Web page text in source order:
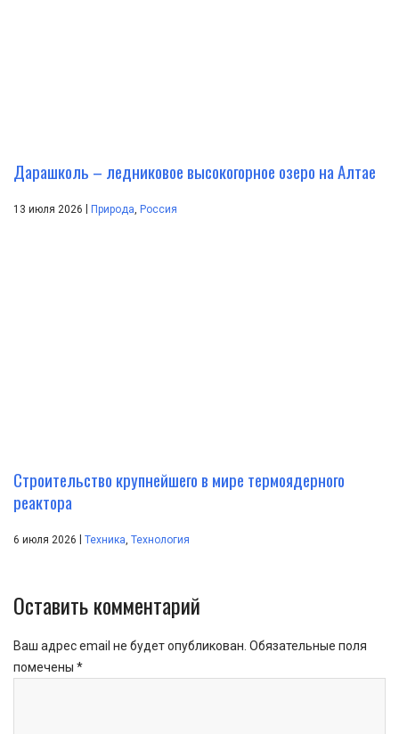
Дарашколь – ледниковое высокогорное озеро на Алтае
13 июля 2026 Природа, Россия
Строительство крупнейшего в мире термоядерного
реактора
6 июля 2026 | Техника Технология
Оставить комментарий
Ваш адрес email не будет опубликован. Обязательные поля
помечены *